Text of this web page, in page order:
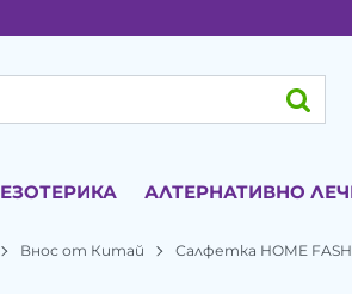
ЕЗОТЕРИКА АЛТЕРНАТИВНО
Внос от Китай Салфетка HOME